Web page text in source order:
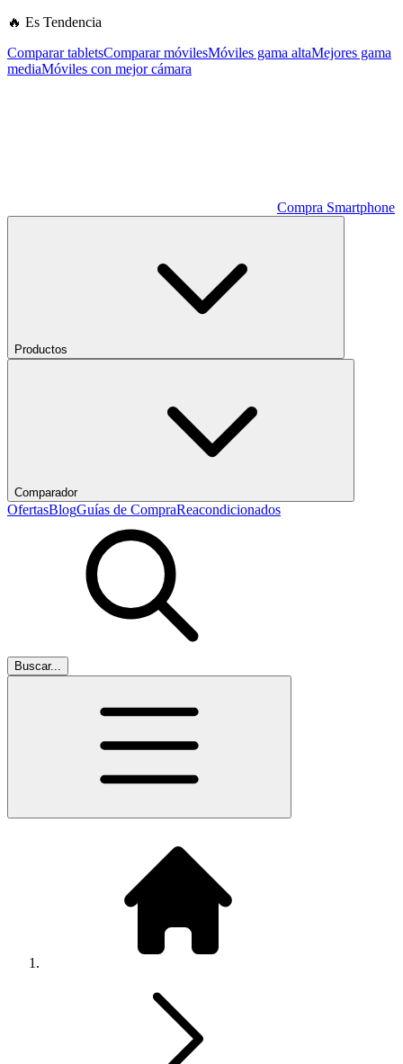
🔥 Es Tendencia
Comparar tabletsComparar móvilesMóviles gama altaMejores gama
mediaMóviles con mejor cámara
Compra Smartphone
Productos
Comparador
OfertasBlogGuías de CompraReacondicionados
Buscar...